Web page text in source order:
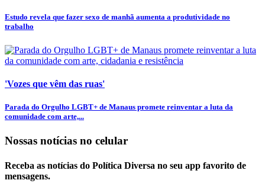
Estudo revela que fazer sexo de manhã aumenta a produtividade no
trabalho
'Vozes que vêm das ruas'
Parada do Orgulho LGBT+ de Manaus promete reinventar a luta da
comunidade com arte,...
Nossas notícias no celular
Receba as notícias do Política Diversa no seu app favorito de
mensagens.